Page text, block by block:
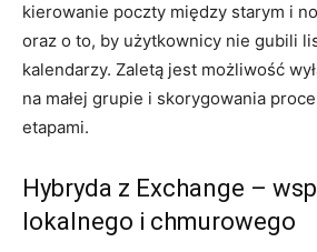
kierowanie poczty między starym i
oraz o to, by użytkownicy nie gubili
kalendarzy. Zaletą jest możliwość
na małej grupie i skorygowania
etapami.
Hybryda z Exchange –
lokalnego i chmurowego